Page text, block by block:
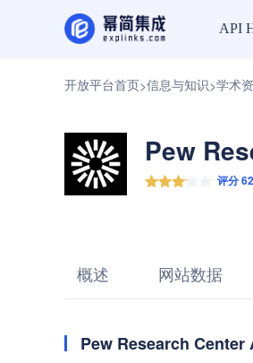
API
开放平台首页>信息与知识>学术
Pew
评分
概述 网站数据
Pew Research Center